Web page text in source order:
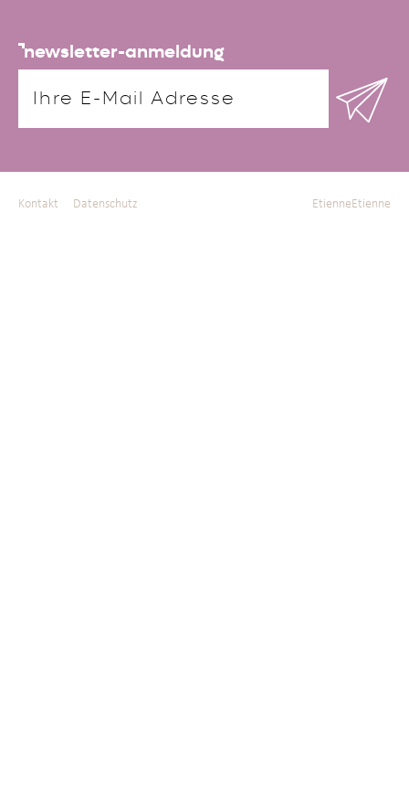
newsletter-anmeldung
Kontakt Datenschutz EtienneEtienne